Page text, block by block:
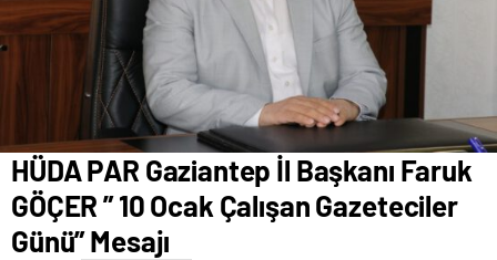
HÜDA PAR Gaziantep İl Başkanı Faruk
GÖÇER ” 10 Ocak Çalışan Gazeteciler
Günü” Mesajı